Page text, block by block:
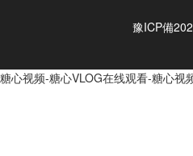
豫ICP備
糖心视频-糖心VLOG在线观看-糖心视